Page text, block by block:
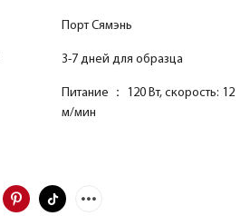
Порт Сямэнь
3-7 дней для образца
Питание ： 120 Вт, скорость: 12
м/мин